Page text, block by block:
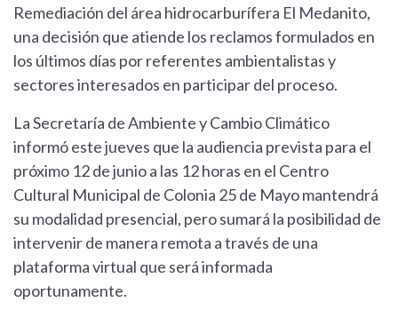
Remediación del área hidrocarburífera El Medanito,
una decisión que atiende los reclamos formulados en
los últimos días por referentes ambientalistas y
sectores interesados en participar del proceso.
La Secretaría de Ambiente y Cambio Climático
informó este jueves que la audiencia prevista para el
próximo 12 de junio a las 12 horas en el Centro
Cultural Municipal de Colonia 25 de Mayo mantendrá
su modalidad presencial, pero sumará la posibilidad de
intervenir de manera remota a través de una
plataforma virtual que será informada
oportunamente.